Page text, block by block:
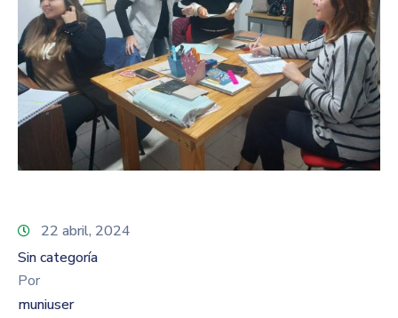
22 abril, 2024
Sin categoría
Por
muniuser